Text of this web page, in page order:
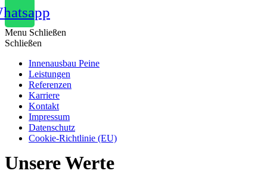
Menu Schließen
Schließen
Innenausbau Peine
Leistungen
Referenzen
Karriere
Kontakt
Impressum
Datenschutz
Cookie-Richtlinie (EU)
Unsere Werte